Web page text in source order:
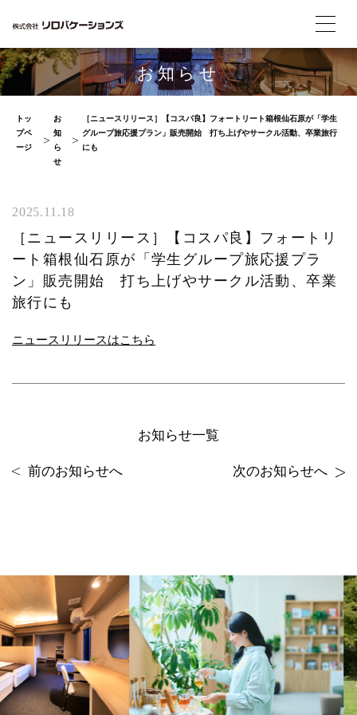
お知らせ
トッ
プペ
ージ
お
知
ら
せ
［ニュースリリース］【コスパ良】フォートリート箱根仙石原が「学生
グループ旅応援プラン」販売開始 打ち上げやサークル活動、卒業旅行
にも
2025.11.18
［ニュースリリース］【コスパ良】フォートリ
ート箱根仙石原が「学生グループ旅応援プラ
ン」販売開始 打ち上げやサークル活動、卒業
旅行にも
ニュースリリースはこちら
前のお知らせへ
お知らせ一覧
次のお知らせへ